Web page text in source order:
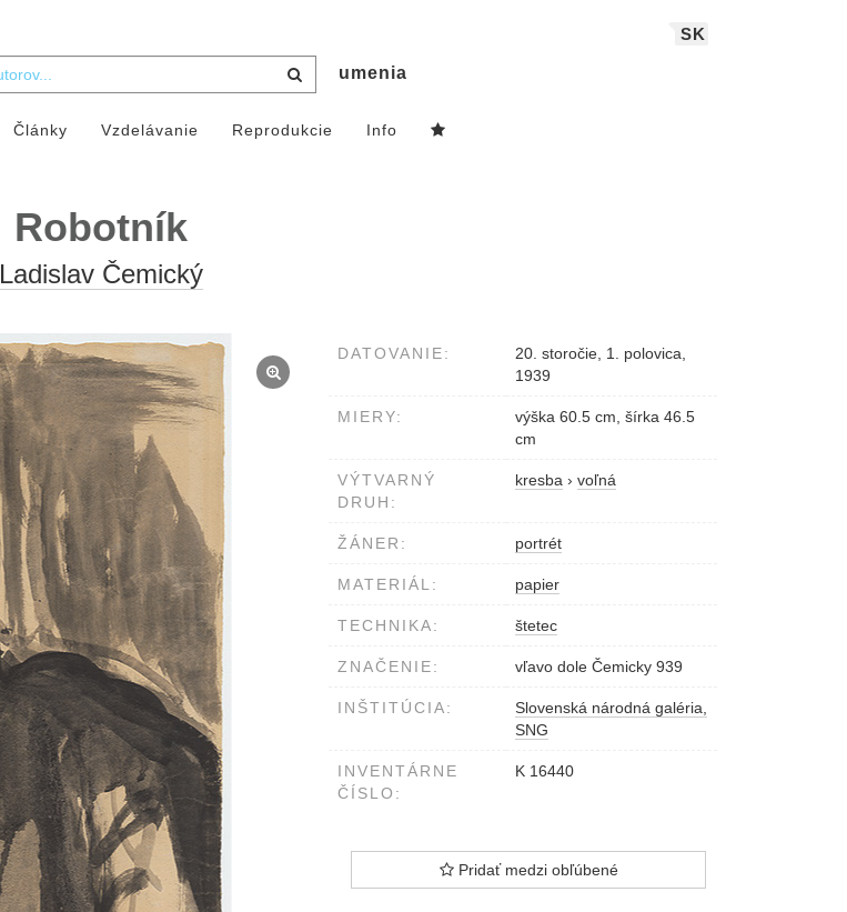
SK
umenia
Články Vzdelávanie Reprodukcie Info
Robotník
Ladislav Čemický
DATOVANIE:
20. storočie, 1. polovica,
1939
MIERY:
výška 60.5 cm, šírka 46.5
cm
VÝTVARNÝ
DRUH:
kresba › voľná
ŽÁNER: portrét
MATERIÁL: papier
TECHNIKA: štetec
ZNAČENIE: vľavo dole Čemicky 939
INŠTITÚCIA:
Slovenská národná galéria,
SNG
INVENTÁRNE
ČÍSLO:
K 16440
Pridať medzi obľúbené